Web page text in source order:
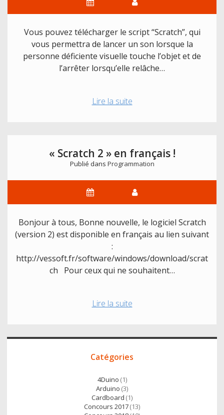
déficiente
touche
l’objet
et
arrêter
lorsqu’il
Vous pouvez télécharger le script “Scratch”, qui
vous permettra de lancer un son lorsque la
personne déficiente visuelle touche l’objet et de
l’arrêter lorsqu’elle relâche…
Lire la suiteScript
deux
versions
« Scratch 2 » en français !
Publié dans Programmation
Bonjour à tous, Bonne nouvelle, le logiciel Scratch
(version 2) est disponible en français au lien suivant
:
http://vessoft.fr/software/windows/download/scrat
ch Pour ceux qui ne souhaitent…
Lire la suite« Scratch
français
Accès
Catégories
4Duino (1)
Arduino (3)
Cardboard (1)
Concours 2017(13)